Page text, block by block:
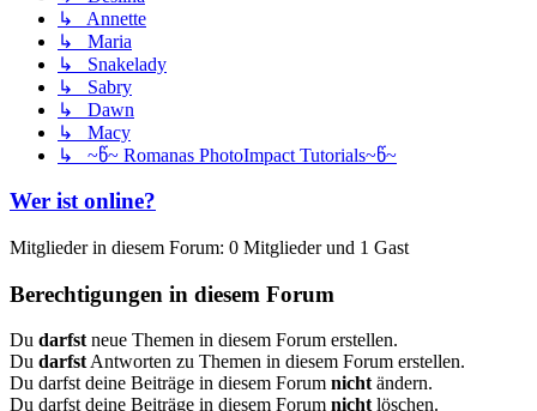
↳ Annette
↳ Maria
↳ Snakelady
↳ Sabry
↳ Dawn
↳ Macy
↳ ~წ~ Romanas PhotoImpact Tutorials~წ~
Wer ist online?
Mitglieder in diesem Forum: 0 Mitglieder und 1 Gast
Berechtigungen in diesem Forum
Du darfstneue Themen in diesem Forum erstellen.
Du darfstAntworten zu Themen in diesem Forum erstellen.
Du darfst deine Beiträge in diesem Forum nichtändern.
Du darfst deine Beiträge in diesem Forum nichtlöschen.